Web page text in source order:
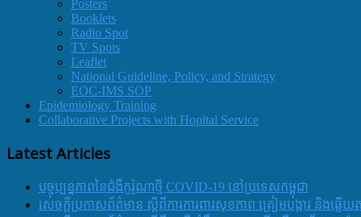
Posters
Booklets
Radio Spot
TV Spots
Leaflet
National Guideline, Policy, and Strategy
EOC-IMS SOP
Epidemiology Training
Collaborative Projects with Hopital Service
Latest Articles
បច្ចុប្បន្នភាពនៃជំងឺកូរ៉ូណាថ្មី COVID-19 នៅប្រទេសកម្ពុជា
សេចក្តីប្រកាសព័ត៌មាន ស្តីពីការការពារសុខភាព ត្រៀមបង្ការ និងឆ្ល